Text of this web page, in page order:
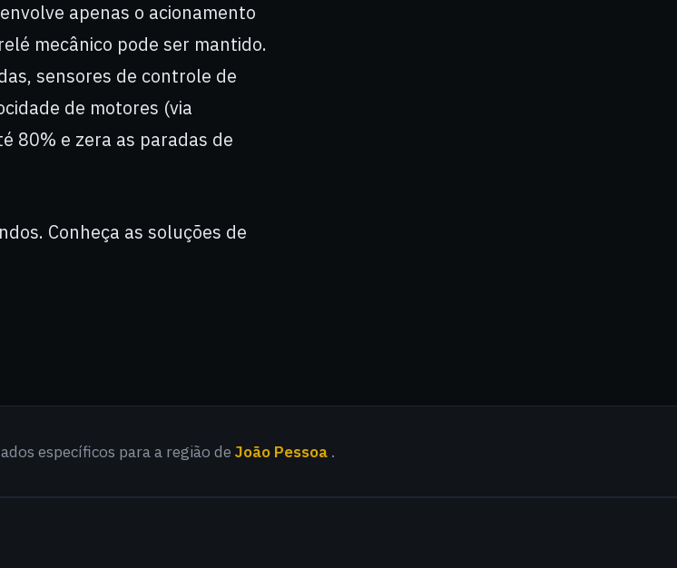
envolve apenas o acionamento
mecânico pode ser mantido.
sensores de controle de
de motores (via
80% e zera as paradas de
Conheça as soluções de
específicos para a região de João Pessoa .